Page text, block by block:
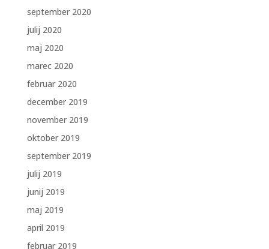
september 2020
julij 2020
maj 2020
marec 2020
februar 2020
december 2019
november 2019
oktober 2019
september 2019
julij 2019
junij 2019
maj 2019
april 2019
februar 2019